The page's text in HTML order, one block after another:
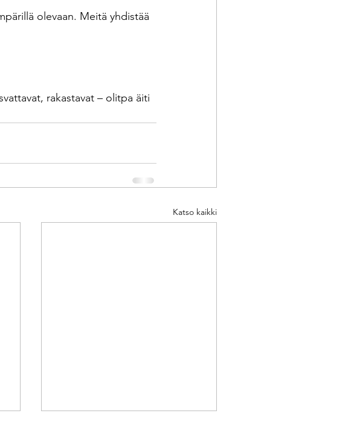
olevaan. Meitä yhdistää
rakastavat – olitpa äiti
Katso kaikki